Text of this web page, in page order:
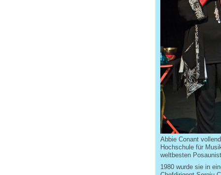
Abbie Conant
Hochschule für
weltbesten
1980 wurde sie in